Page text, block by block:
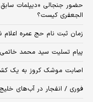
حضور جنجالی «دیپلمات
الجعفری کیست؟
زمان ثبت‌ نام حج عمره
پیام تسلیت سید محمد
اصابت موشک کروز به یک
فوری / انفجار در آب‌های